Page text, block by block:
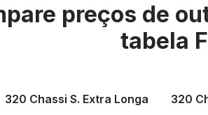
preços de
tabela
320 Chassi S. Extra Longa 320